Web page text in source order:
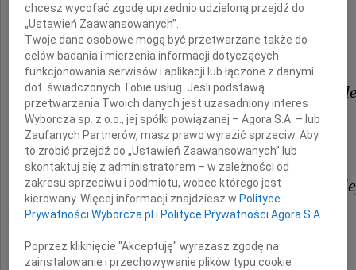
W związku z tym zdarzeniem
Żonie - Pani Sędzi Agnieszce
i
Córce - Pani Sędzi Weronice
wyrazy głębokiego i szczerego współczucia
chcesz wycofać zgodę uprzednio udzieloną przejdź do
„Ustawień Zaawansowanych”.
Twoje dane osobowe mogą być przetwarzane także do
celów badania i mierzenia informacji dotyczących
funkcjonowania serwisów i aplikacji lub łączone z danymi
dot. świadczonych Tobie usług. Jeśli podstawą
przetwarzania Twoich danych jest uzasadniony interes
Wyborcza sp. z o.o., jej spółki powiązanej – Agora S.A. – lub
Zaufanych Partnerów, masz prawo wyrazić sprzeciw. Aby
to zrobić przejdź do „Ustawień Zaawansowanych” lub
skontaktuj się z administratorem – w zależności od
zakresu sprzeciwu i podmiotu, wobec którego jest
kierowany. Więcej informacji znajdziesz w Polityce
Prywatności Wyborcza.pl i Polityce Prywatności Agora S.A.
Poprzez kliknięcie "Akceptuję" wyrażasz zgodę na
zainstalowanie i przechowywanie plików typu cookie